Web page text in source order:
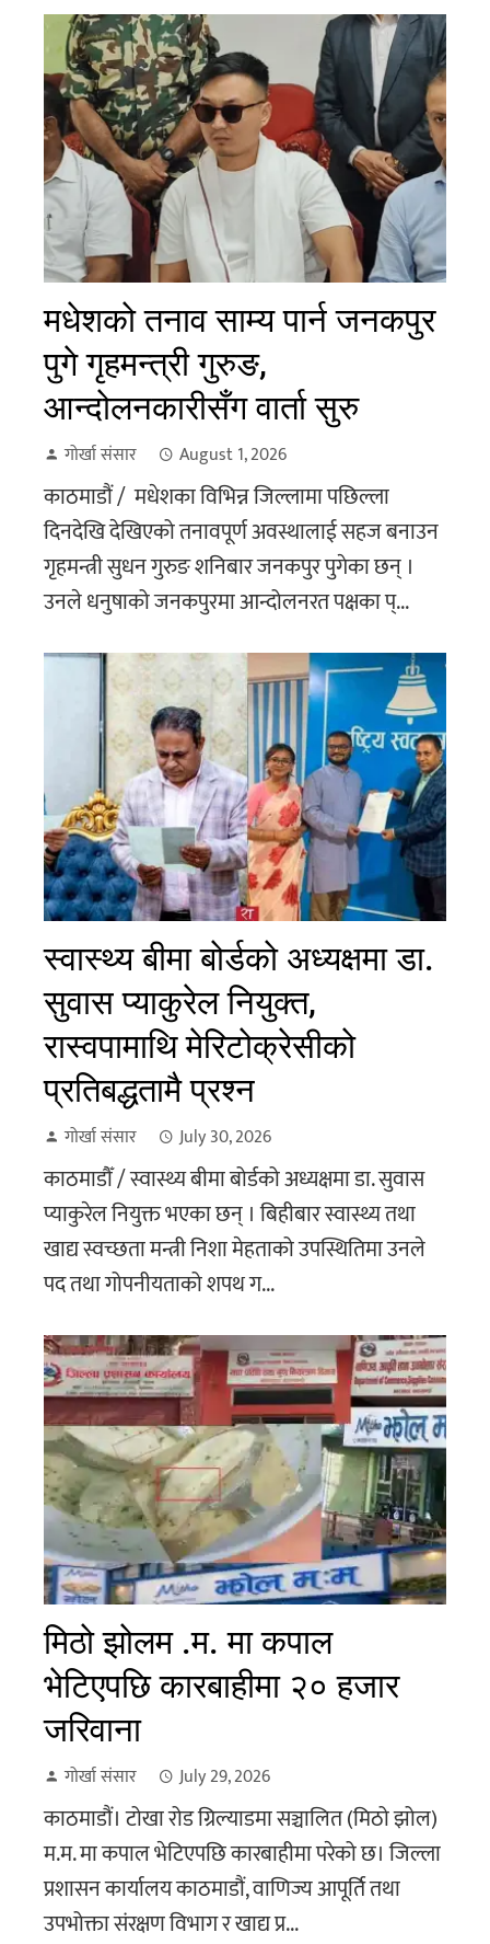
मधेशको तनाव साम्य पार्न जनकपुर
पुगे गृहमन्त्री गुरुङ,
आन्दोलनकारीसँग वार्ता सुरु
गोर्खा संसार August 1, 2026
काठमाडौं / मधेशका विभिन्न जिल्लामा पछिल्ला
दिनदेखि देखिएको तनावपूर्ण अवस्थालाई सहज बनाउन
गृहमन्त्री सुधन गुरुङ शनिबार जनकपुर पुगेका छन् ।
उनले धनुषाको जनकपुरमा आन्दोलनरत पक्षका प्...
स्वास्थ्य बीमा बोर्डको अध्यक्षमा डा.
सुवास प्याकुरेल नियुक्त,
रास्वपामाथि मेरिटोक्रेसीको
प्रतिबद्धतामै प्रश्न
गोर्खा संसार July 30, 2026
काठमाडौँ / स्वास्थ्य बीमा बोर्डको अध्यक्षमा डा. सुवास
प्याकुरेल नियुक्त भएका छन् । बिहीबार स्वास्थ्य तथा
खाद्य स्वच्छता मन्त्री निशा मेहताको उपस्थितिमा उनले
पद तथा गोपनीयताको शपथ ग...
मिठो झोलम .म. मा कपाल
भेटिएपछि कारबाहीमा २० हजार
जरिवाना
गोर्खा संसार July 29, 2026
काठमाडौं। टोखा रोड ग्रिल्याडमा सञ्चालित (मिठो झोल)
म.म. मा कपाल भेटिएपछि कारबाहीमा परेको छ। जिल्ला
प्रशासन कार्यालय काठमाडौं, वाणिज्य आपूर्ति तथा
उपभोक्ता संरक्षण विभाग र खाद्य प्र...